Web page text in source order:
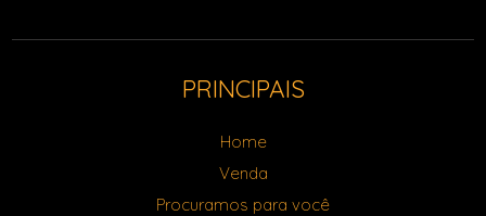
PRINCIPAIS
Home
Venda
Procuramos para você